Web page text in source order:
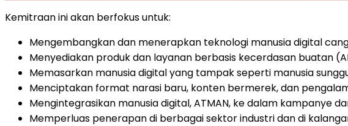
Kemitraan ini akan berfokus untuk:
Mengembangkan dan menerapkan teknologi manusia digital
Menyediakan produk dan layanan berbasis kecerdasan buatan
Memasarkan manusia digital yang tampak seperti manusia
Menciptakan format narasi baru, konten bermerek, dan
Mengintegrasikan manusia digital, ATMAN, ke dalam kampanye
Memperluas penerapan di berbagai sektor industri dan di